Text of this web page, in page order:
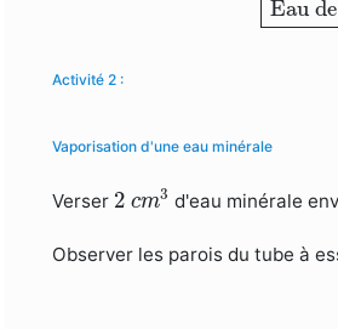
Eau
Activité 2 :
Vaporisation d'une eau minérale
Verser 2 cm3
2 3 d'eau minérale
Observer les parois du tube à